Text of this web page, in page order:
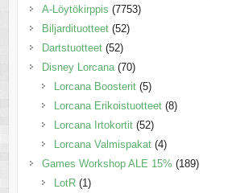
A-Löytökirppis (7753)
Biljardituotteet (52)
Dartstuotteet (52)
Disney Lorcana (70)
Lorcana Boosterit (5)
Lorcana Erikoistuotteet (8)
Lorcana Irtokortit (52)
Lorcana Valmispakat (4)
Games Workshop ALE 15% (189)
LotR (1)